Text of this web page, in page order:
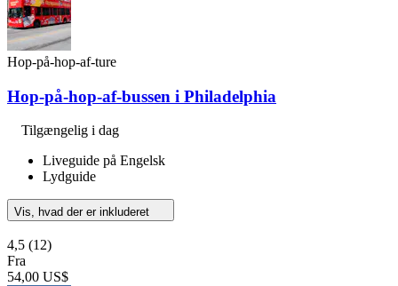
Hop-på-hop-af-ture
Hop-på-hop-af-bussen i Philadelphia
Tilgængelig i dag
Liveguide på Engelsk
Lydguide
Vis, hvad der er inkluderet
4,5 (12)
Fra
54,00 US$